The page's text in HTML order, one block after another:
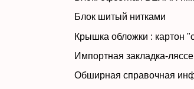
Блок
Крышка обложки :
Импортная
Обширная